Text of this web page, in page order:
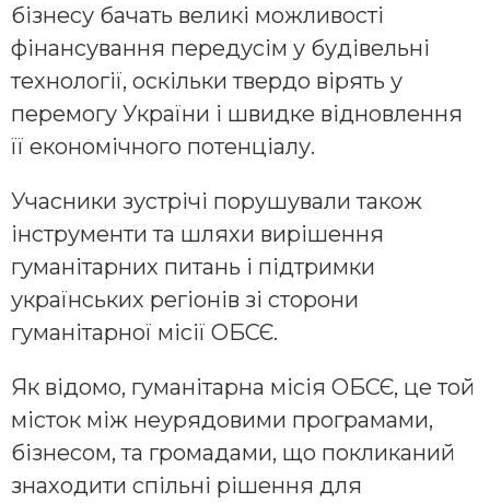
бізнесу бачать великі можливості
фінансування передусім у будівельні
технології, оскільки твердо вірять у
перемогу України і швидке відновлення
її економічного потенціалу.
Учасники зустрічі порушували також
інструменти та шляхи вирішення
гуманітарних питань і підтримки
українських регіонів зі сторони
гуманітарної місії ОБСЄ.
Як відомо, гуманітарна місія ОБСЄ, це той
місток між неурядовими програмами,
бізнесом, та громадами, що покликаний
знаходити спільні рішення для